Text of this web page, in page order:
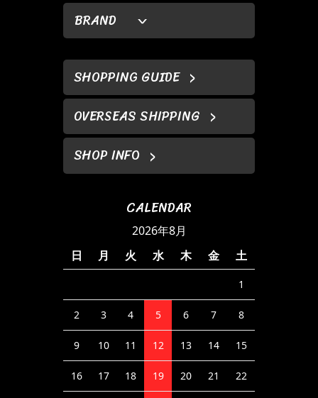
BRAND
SHOPPING GUIDE
OVERSEAS SHIPPING
SHOP INFO
CALENDAR
2026年8月
日
月 火 水 木 金 土
1
2 3 4 5 6 7 8
9 10 11 12 13 14 15
16 17 18 19 20 21 22